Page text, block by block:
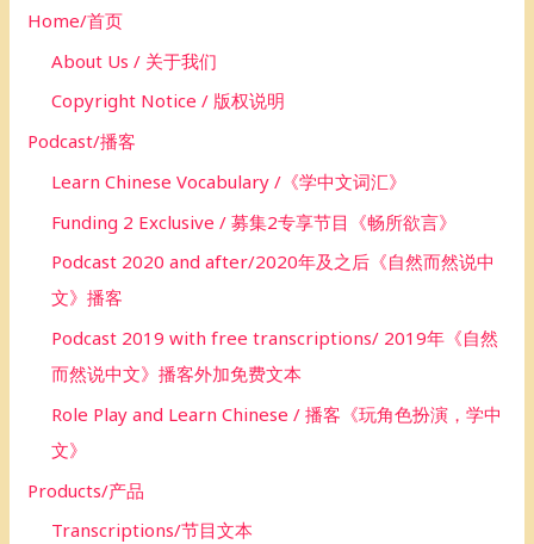
rHome/首页
About Us / 关于我们
Copyright Notice / 版权说明
Podcast/播客
Learn Chinese Vocabulary /《学中文词汇》
Funding 2 Exclusive / 募集2专享节目《畅所欲言》
Podcast 2020 and after/2020年及之后《自然而然说中
文》播客
Podcast 2019 with free transcriptions/ 2019年《自然
而然说中文》播客外加免费文本
Role Play and Learn Chinese / 播客《玩角色扮演，学中
文》
Products/产品
Transcriptions/节目文本